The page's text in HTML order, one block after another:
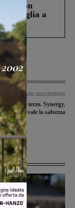
la figlia a
Articolo successivo
ed è terzo. Synergy,
che vale la salvezza